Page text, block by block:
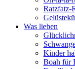
Ratzfatz-
Was lieben
Kinder
Boah für